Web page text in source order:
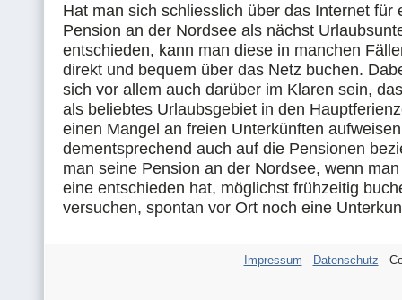
Hat man sich schliesslich über das Internet für
Pension an der Nordsee als nächst
entschieden, kann man diese in manchen
direkt und bequem über das Netz buchen.
sich vor allem auch darüber im Klaren sein,
als beliebtes Urlaubsgebiet in den
einen Mangel an freien Unterkünften
dementsprechend auch auf die Pensionen
man seine Pension an der Nordsee, wenn
eine entschieden hat, möglichst frühzeitig
versuchen, spontan vor Ort noch eine
Impressum - Datenschutz -